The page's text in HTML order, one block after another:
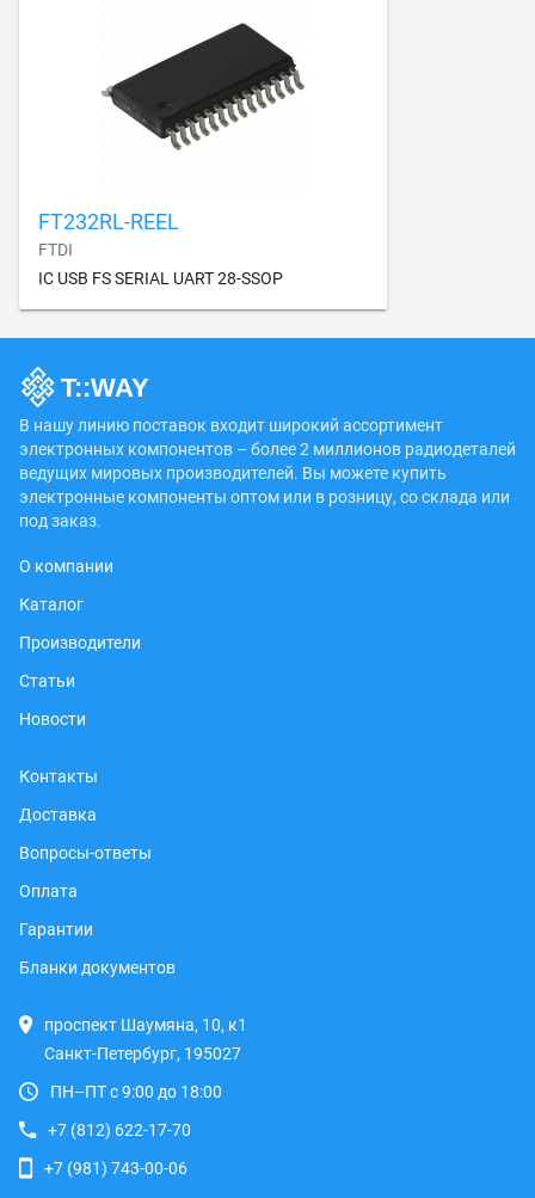
FT232RL-REEL
FTDI
IC USB FS SERIAL UART 28-SSOP
В нашу линию поставок входит широкий ассортимент
электронных компонентов – более 2 миллионов радиодеталей
ведущих мировых производителей. Вы можете купить
электронные компоненты оптом или в розницу, со склада или
под заказ.
О компании
Каталог
Производители
Статьи
Новости
Контакты
Доставка
Вопросы-ответы
Оплата
Гарантии
Бланки документов
проспект Шаумяна, 10, к1
Санкт-Петербург, 195027
ПН–ПТ с 9:00 до 18:00
+7 (812) 622-17-70
+7 (981) 743-00-06